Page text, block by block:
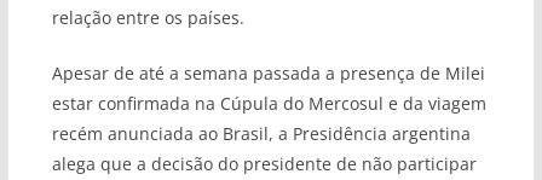
relação entre os países.
Apesar de até a semana passada a presença de Milei
estar confirmada na Cúpula do Mercosul e da viagem
recém anunciada ao Brasil, a Presidência argentina
alega que a decisão do presidente de não participar